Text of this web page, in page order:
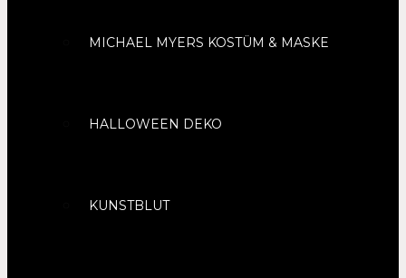
MICHAEL MYERS KOSTÜM & MASKE
HALLOWEEN DEKO
KUNSTBLUT